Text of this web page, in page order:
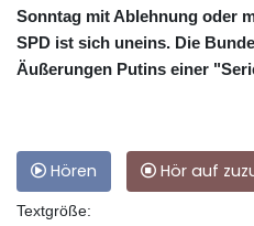
Sonntag mit Ablehnung oder
SPD ist sich uneins. Die
Äußerungen Putins einer
Hören Hör auf
Textgröße: